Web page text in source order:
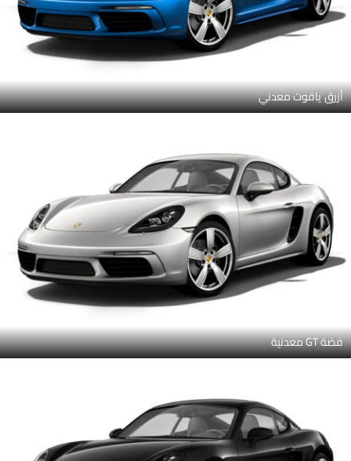
أزرق ياقوت معدني
فضة GT معدنية